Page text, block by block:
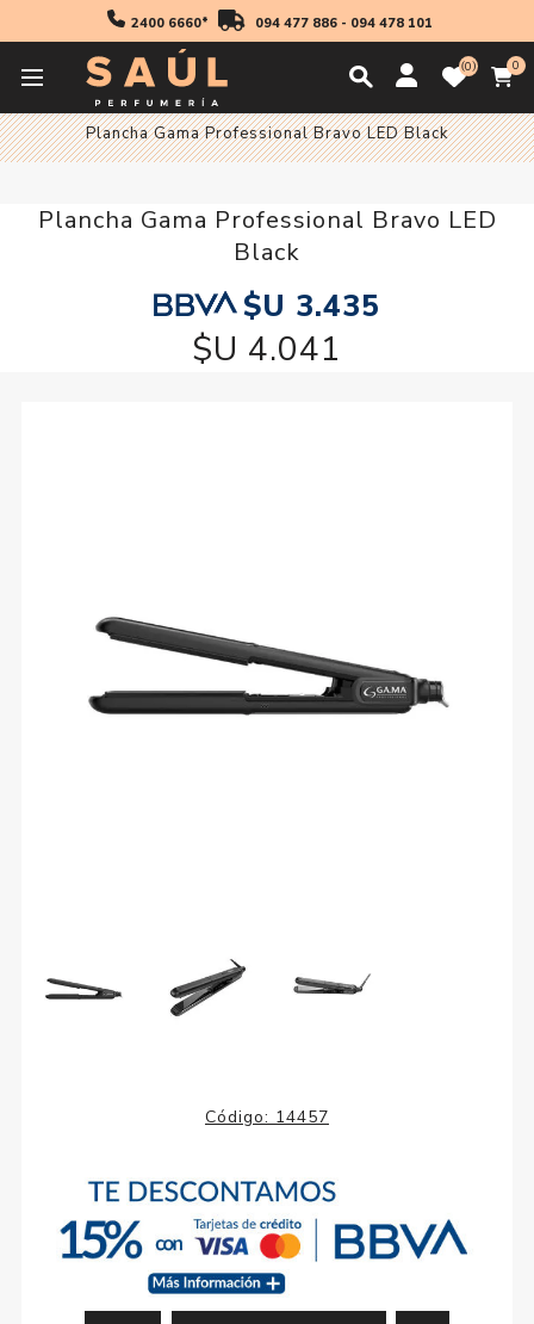
2400 6660* 094 477 886- 094 478 101
0 0
Accesorios Accesorios Electricos
Plancha Gama Professional Bravo LED Black
Plancha Gama Professional Bravo LED
Black
$U 3.435
$U 4.041
Código: 14457